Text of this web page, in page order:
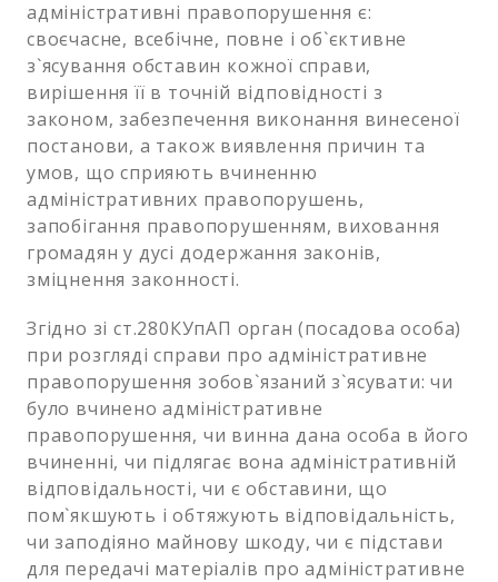
адміністративні правопорушення є:
своєчасне, всебічне, повне і об`єктивне
з`ясування обставин кожної справи,
вирішення її в точній відповідності з
законом, забезпечення виконання винесеної
постанови, а також виявлення причин та
умов, що сприяють вчиненню
адміністративних правопорушень,
запобігання правопорушенням, виховання
громадян у дусі додержання законів,
зміцнення законності.
Згідно зі ст.280КУпАП орган (посадова особа)
при розгляді справи про адміністративне
правопорушення зобов`язаний з`ясувати: чи
було вчинено адміністративне
правопорушення, чи винна дана особа в його
вчиненні, чи підлягає вона адміністративній
відповідальності, чи є обставини, що
пом`якшують і обтяжують відповідальність,
чи заподіяно майнову шкоду, чи є підстави
для передачі матеріалів про адміністративне